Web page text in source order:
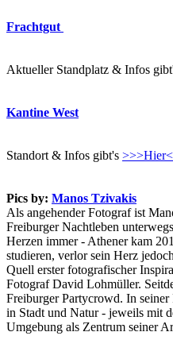
Frachtgut
Aktueller Standplatz & Infos
Kantine West
Standort & Infos gibt's
Pics by: Manos Tzivakis
Als angehender Fotograf ist
Freiburger Nachtleben
Herzen immer - Athener kam
studieren, verlor sein Herz
Quell erster fotografischer
Fotograf David Lohmüller.
Freiburger Partycrowd. In
in Stadt und Natur - jeweils mit
Umgebung als Zentrum seiner